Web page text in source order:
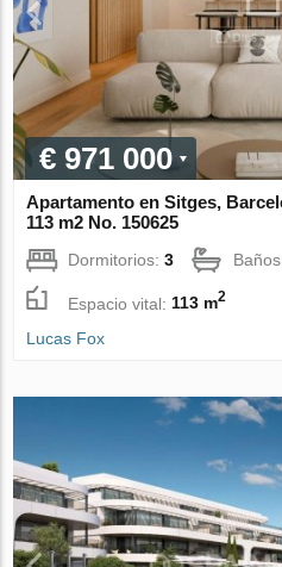
€ 971 000
Apartamento en Sitges,
113 m2 No. 150625
Dormitorios:3
Espacio vital: 113 m2
Lucas Fox